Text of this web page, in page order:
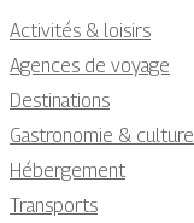
Activités & loisirs
Agences de voyage
Destinations
Gastronomie & culture
Hébergement
Transports